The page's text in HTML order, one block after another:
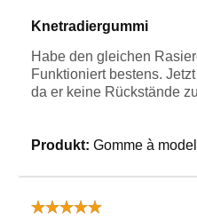
Knetradiergummi
Habe den gleichen
Funktioniert bestens.
da er keine Rückstände
Produkt: Gomme à